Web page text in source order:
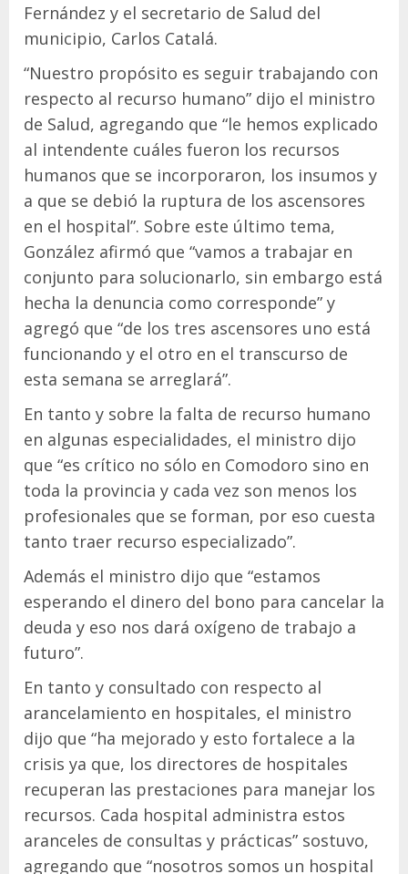
Fernández y el secretario de Salud del
municipio, Carlos Catalá.
“Nuestro propósito es seguir trabajando con
respecto al recurso humano” dijo el ministro
de Salud, agregando que “le hemos explicado
al intendente cuáles fueron los recursos
humanos que se incorporaron, los insumos y
a que se debió la ruptura de los ascensores
en el hospital”. Sobre este último tema,
González afirmó que “vamos a trabajar en
conjunto para solucionarlo, sin embargo está
hecha la denuncia como corresponde” y
agregó que “de los tres ascensores uno está
funcionando y el otro en el transcurso de
esta semana se arreglará”.
En tanto y sobre la falta de recurso humano
en algunas especialidades, el ministro dijo
que “es crítico no sólo en Comodoro sino en
toda la provincia y cada vez son menos los
profesionales que se forman, por eso cuesta
tanto traer recurso especializado”.
Además el ministro dijo que “estamos
esperando el dinero del bono para cancelar la
deuda y eso nos dará oxígeno de trabajo a
futuro”.
En tanto y consultado con respecto al
arancelamiento en hospitales, el ministro
dijo que “ha mejorado y esto fortalece a la
crisis ya que, los directores de hospitales
recuperan las prestaciones para manejar los
recursos. Cada hospital administra estos
aranceles de consultas y prácticas” sostuvo,
agregando que “nosotros somos un hospital